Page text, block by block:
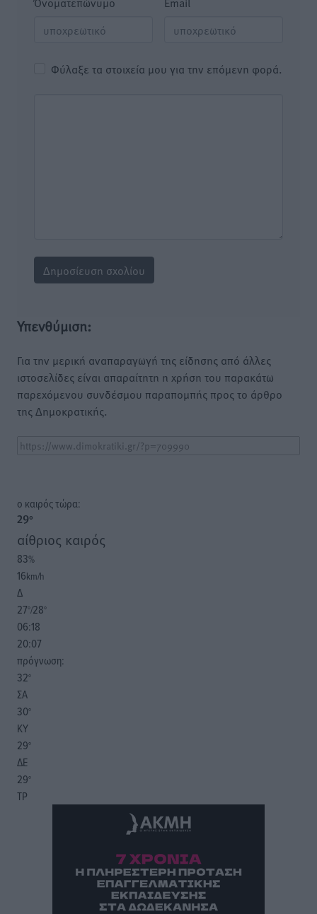
Φύλαξε τα στοιχεία μου για την επόμενη φορά.
Υπενθύμιση:
Για την μερική αναπαραγωγή της είδησης από άλλες
ιστοσελίδες είναι απαραίτητη η χρήση του παρακάτω
παρεχόμενου συνδέσμου παραπομπής προς το άρθρο
της Δημοκρατικής.
o καιρός τώρα:
29°
αίθριος καιρός
83%
16km/h
Δ
27°/28°
06:18
20:07
πρόγνωση:
32°
ΣΑ
30°
ΚΥ
29°
ΔΕ
29°
ΤΡ